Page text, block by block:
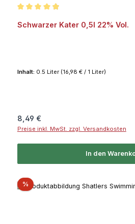
Schwarzer Kater 0,5l 22% Vol.
Inhalt: 0.5 Liter (16,98 € / 1 Liter)
Regulärer Preis:
8,49 €
Preise inkl. MwSt. zzgl. Versandkosten
In den
%Rabatt